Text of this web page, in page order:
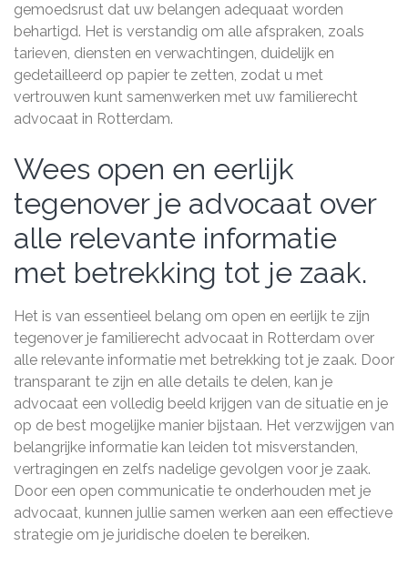
gemoedsrust dat uw belangen adequaat worden
behartigd. Het is verstandig om alle afspraken, zoals
tarieven, diensten en verwachtingen, duidelijk en
gedetailleerd op papier te zetten, zodat u met
vertrouwen kunt samenwerken met uw familierecht
advocaat in Rotterdam.
Wees open en eerlijk
tegenover je advocaat over
alle relevante informatie
met betrekking tot je zaak.
Het is van essentieel belang om open en eerlijk te zijn
tegenover je familierecht advocaat in Rotterdam over
alle relevante informatie met betrekking tot je zaak. Door
transparant te zijn en alle details te delen, kan je
advocaat een volledig beeld krijgen van de situatie en je
op de best mogelijke manier bijstaan. Het verzwijgen van
belangrijke informatie kan leiden tot misverstanden,
vertragingen en zelfs nadelige gevolgen voor je zaak.
Door een open communicatie te onderhouden met je
advocaat, kunnen jullie samen werken aan een effectieve
strategie om je juridische doelen te bereiken.